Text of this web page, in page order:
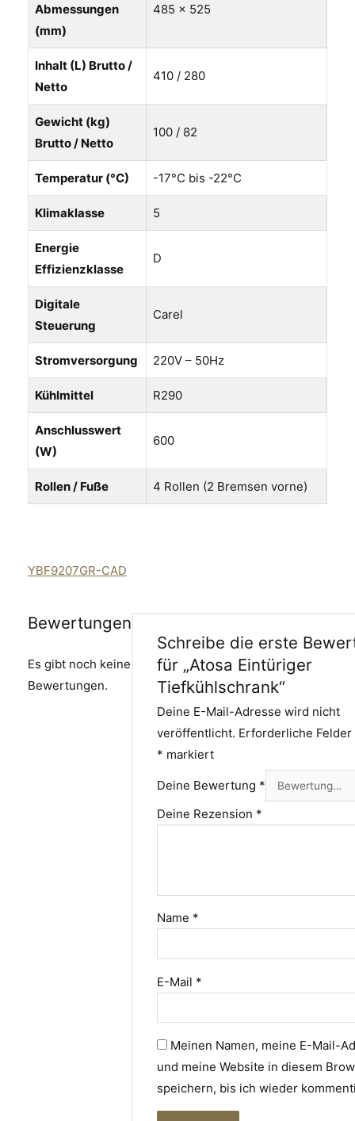
Abmessungen
(mm)
485 x 525
Inhalt (L) Brutto /
Netto
410 / 280
Gewicht (kg)
Brutto / Netto
100 / 82
Temperatur (°C) -17°C bis -22°C
Klimaklasse 5
Energie
Effizienzklasse
D
Digitale
Steuerung
Carel
Stromversorgung 220V – 50Hz
Kühlmittel R290
Anschlusswert
(W)
600
Rollen / Fuße 4 Rollen (2 Bremsen vorne)
YBF9207GR-CAD
Bewertungen
Es gibt noch keine
Bewertungen.
Schreibe die erste
für „Atosa Eintüriger
Tiefkühlschrank“
Deine E-Mail-Adresse wird nicht
veröffentlicht. Erforderliche
* markiert
Deine Bewertung *
Deine Rezension *
Name *
E-Mail *
Meinen Namen, meine E-Mail-
und meine Website in diesem
speichern, bis ich wieder